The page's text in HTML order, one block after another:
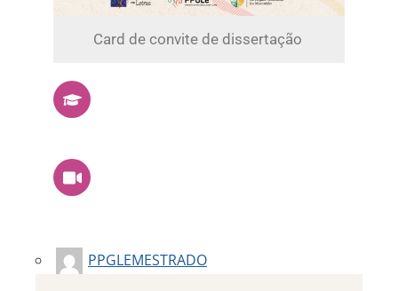
Card de convite de dissertação ​
PPGLEMESTRADO